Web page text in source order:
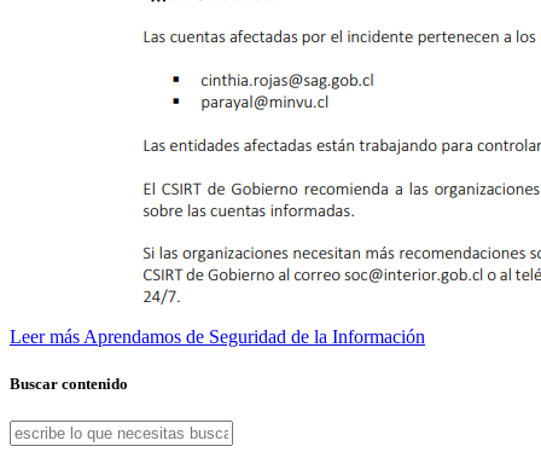
Leer más Aprendamos de Seguridad de la Información
Buscar contenido